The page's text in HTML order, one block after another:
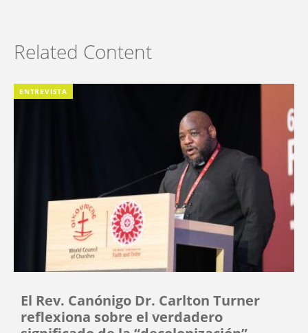
Related Content
ENTREVISTA
El Rev. Canónigo Dr. Carlton Turner
reflexiona sobre el verdadero